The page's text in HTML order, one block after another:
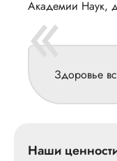
Академии Наук,
«Здоровье
Наши